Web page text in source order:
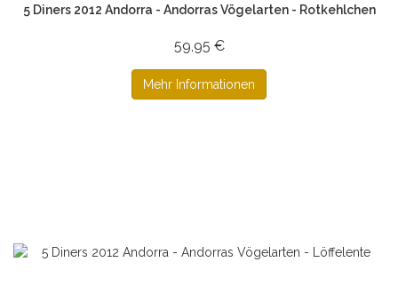
5 Diners 2012 Andorra - Andorras Vögelarten - Rotkehlchen
59,95 €
Mehr Informationen